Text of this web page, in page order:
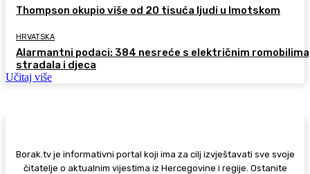
Thompson okupio više od 20 tisuća ljudi u Imotskom
HRVATSKA
Alarmantni podaci: 384 nesreće s električnim
stradala i djeca
Učitaj više
Borak.tv je informativni portal koji ima za cilj izvještavati sve svoje
čitatelje o aktualnim vijestima iz Hercegovine i regije. Ostanite